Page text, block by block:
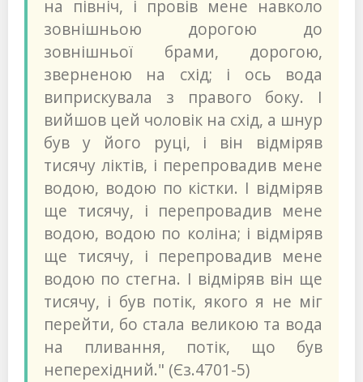
на північ, і провів мене навколо
зовнішньою дорогою до
зовнішньої брами, дорогою,
зверненою на схід; і ось вода
виприскувала з правого боку. І
вийшов цей чоловік на схід, а шнур
був у його руці, і він відміряв
тисячу ліктів, і перепровадив мене
водою, водою по кістки. І відміряв
ще тисячу, і перепровадив мене
водою, водою по коліна; і відміряв
ще тисячу, і перепровадив мене
водою по стегна. І відміряв він ще
тисячу, і був потік, якого я не міг
перейти, бо стала великою та вода
на пливання, потік, що був
неперехідний." (Єз.4701-5)